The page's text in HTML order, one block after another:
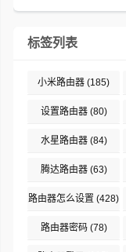
标签列表
小米路由器 (185)
设置路由器(80)
水星路由器(84)
腾达路由器(63)
路由器怎么设置 (428)
路由器密码(78)